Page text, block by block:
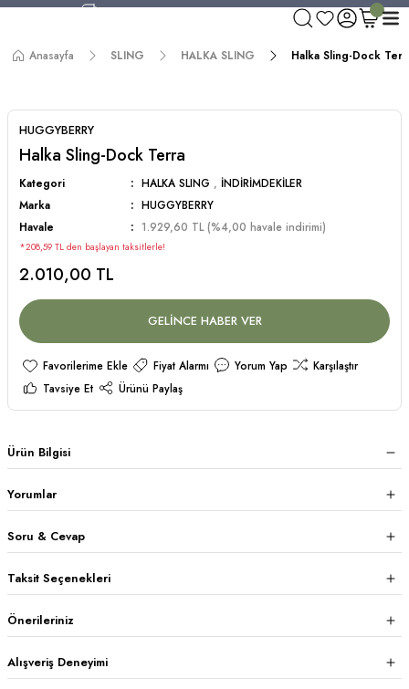
750 TL ve Üzeri Alışverişlerde Kargo Bedava!
Worldwide Shipping!
Anasayfa SLING HALKA SLING Halka Sling-Dock
HUGGYBERRY
Halka Sling-Dock Terra
Kategori HALKA SLING , İNDİRİMDEKİLER
Marka
HUGGYBERRY
Havale
1.929,60 TL (%4,00 havale indirimi)
*208,59 TL den başlayan taksitlerle!
2.010,00 TL
GELİNCE HABER VER
Fiyat Alarmı Yorum Yap
Karşılaştır
Tavsiye Et
Ürünü Paylaş
Ürün Bilgisi
Yorumlar
Soru & Cevap
Taksit Seçenekleri
Önerileriniz
Alışveriş Deneyimi